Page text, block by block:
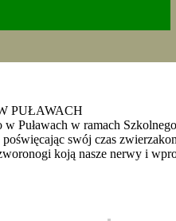
PUŁAWACH
w ramach
swój czas
koją nasze nerwy i